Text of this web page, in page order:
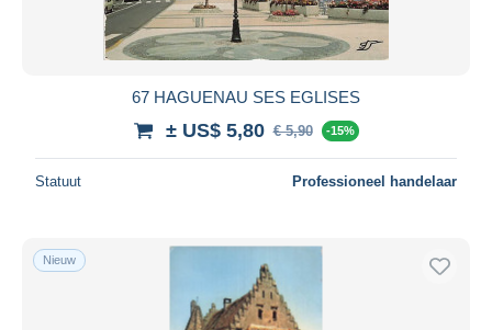
67 HAGUENAU SES EGLISES
± US$ 5,80 € 5,90 -15%
Statuut Professioneel handelaar
Nieuw